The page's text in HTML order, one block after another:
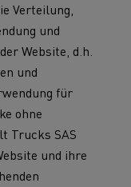
Verteilung,
und
Website, d.h.
und
für
ohne
Trucks SAS
und ihre